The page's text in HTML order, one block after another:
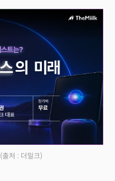
(출처 : 더밀크)